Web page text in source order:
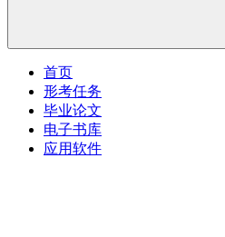
首页
形考任务
毕业论文
电子书库
应用软件